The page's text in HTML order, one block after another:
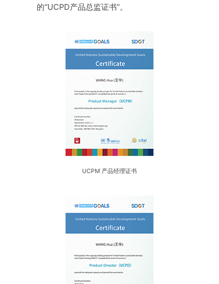
的“UCPD产品总监证书”。
UCPM 产品经理证书